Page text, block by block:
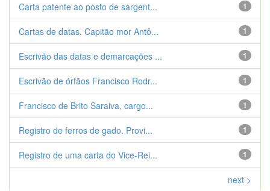
1
Carta patente ao posto de sargent...
1
Cartas de datas. Capitão mor Antô...
1
Escrivão das datas e demarcações ...
1
Escrivão de órfãos Francisco Rodr...
1
Francisco de Brito Saraiva, cargo...
1
Registro de ferros de gado. Provi...
1
Registro de uma carta do Vice-Rei...
next >